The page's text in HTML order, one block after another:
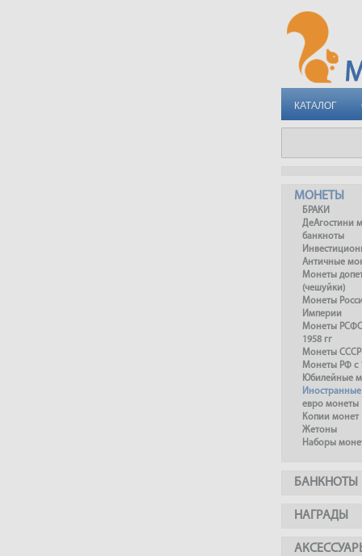
КАТАЛОГ
МОНЕТЫ
БРАКИ
ДеАгостини
банкноты
Античные
Монеты
(чешуйки)
Монеты
Империи
Монеты
1958 гг
Монеты СССР
Монеты РФ с
Юбилейные
евро монеты
Копии монет
Жетоны
Наборы
БАНКНОТЫ
НАГРАДЫ